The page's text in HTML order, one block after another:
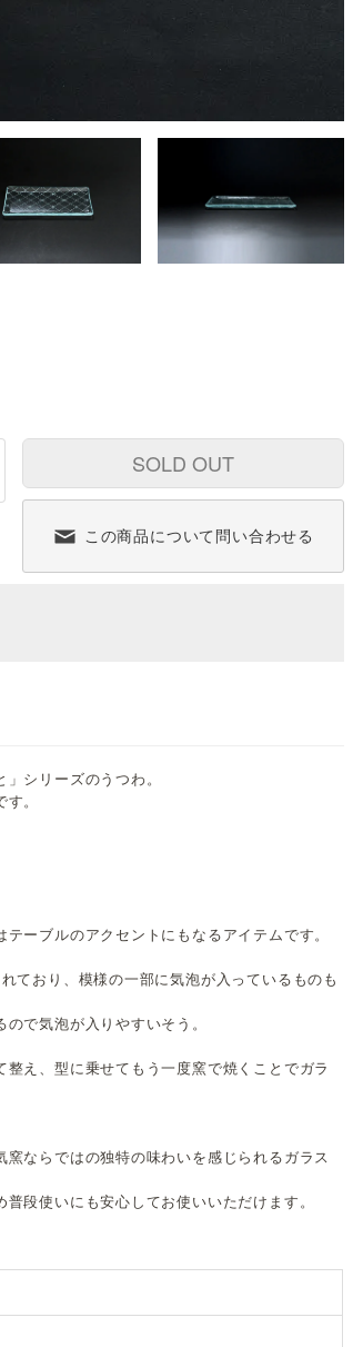
SOLD OUT
この商品について問い合わせる
シリーズのうつわ。
。
ーブルのアクセントにもなるアイテムです。
ており、模様の一部に気泡が入っているものも
で気泡が入りやすいそう。
え、型に乗せてもう一度窯で焼くことでガラ
ならではの独特の味わいを感じられるガラス
段使いにも安心してお使いいただけます。